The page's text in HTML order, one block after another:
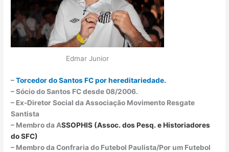
Edmar Junior
–Torcedor do Santos FC por hereditariedade.
– Sócio do Santos FC desde 08/2006.
– Ex-Diretor Social da Associação Movimento Resgate
Santista
– Membro da ASSOPHIS (Assoc. dos Pesq. e Historiadores
do SFC)
– Membro da Confraria do Futebol Paulista/Por um Futebol